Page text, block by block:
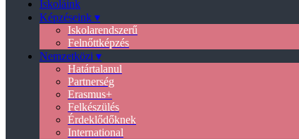
Iskoláink
Képzéseink ▾
Iskolarendszerű
Felnőttképzés
Nemzetközi ▾
Határtalanul
Partnerség
Erasmus+
Felkészülés
Érdeklődőknek
International